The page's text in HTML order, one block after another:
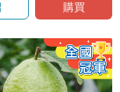
購買